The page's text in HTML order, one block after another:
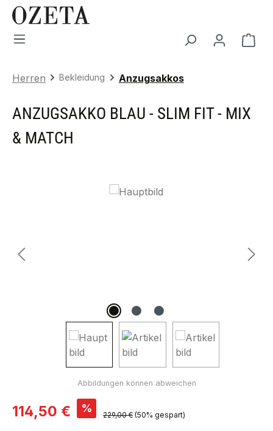
Zum Hauptinhalt springen
Herren Bekleidung Anzugsakkos
ANZUGSAKKO BLAU - SLIM FIT - MIX
& MATCH
Bildergalerie überspringen
Verkaufspreis:
114,50 € % Regulärer Preis:
229,00 € (50% gespart)